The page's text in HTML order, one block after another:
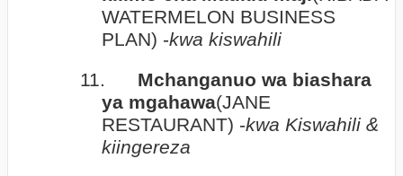
WATERMELON BUSINESS
PLAN) -kwa kiswahili
11.
Mchanganuo wa biashara
ya mgahawa(JANE
RESTAURANT) -kwa Kiswahili &
kiingereza